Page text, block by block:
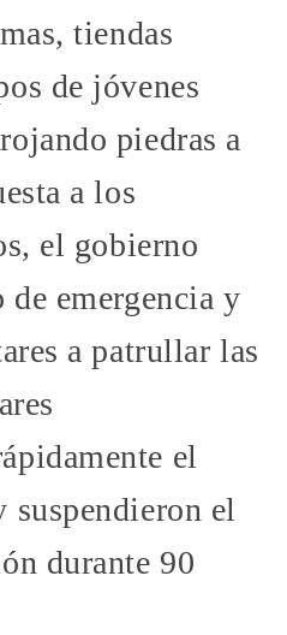
tiendas
de jóvenes
piedras a
a los
el gobierno
de emergencia y
a patrullar las
el
suspendieron el
durante 90